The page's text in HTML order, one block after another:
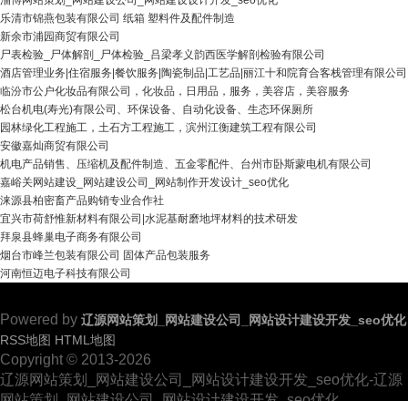
乐清市锦燕包装有限公司 纸箱 塑料件及配件制造
新余市浦园商贸有限公司
尸表检验_尸体解剖_尸体检验_吕梁孝义韵西医学解剖检验有限公司
酒店管理业务|住宿服务|餐饮服务|陶瓷制品|工艺品|丽江十和院育合客栈管理有限公司
临汾市公户化妆品有限公司，化妆品，日用品，服务，美容店，美容服务
松台机电(寿光)有限公司、环保设备、自动化设备、生态环保厕所
园林绿化工程施工，土石方工程施工，滨州江衡建筑工程有限公司
安徽嘉灿商贸有限公司
机电产品销售、压缩机及配件制造、五金零配件、台州市卧斯蒙电机有限公司
嘉峪关网站建设_网站建设公司_网站制作开发设计_seo优化
涞源县柏密畜产品购销专业合作社
宜兴市荷舒惟新材料有限公司|水泥基耐磨地坪材料的技术研发
拜泉县蜂巢电子商务有限公司
烟台市峰兰包装有限公司 固体产品包装服务
河南恒迈电子科技有限公司
Powered by 辽源网站策划_网站建设公司_网站设计建设开发_seo优化
RSS地图 HTML地图
Copyright © 2013-2026
辽源网站策划_网站建设公司_网站设计建设开发_seo优化-辽源